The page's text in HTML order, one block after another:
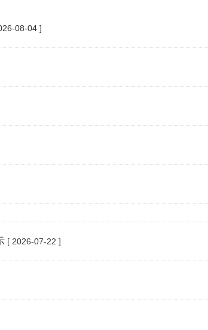
08-04 ]
[ 2026-07-22 ]